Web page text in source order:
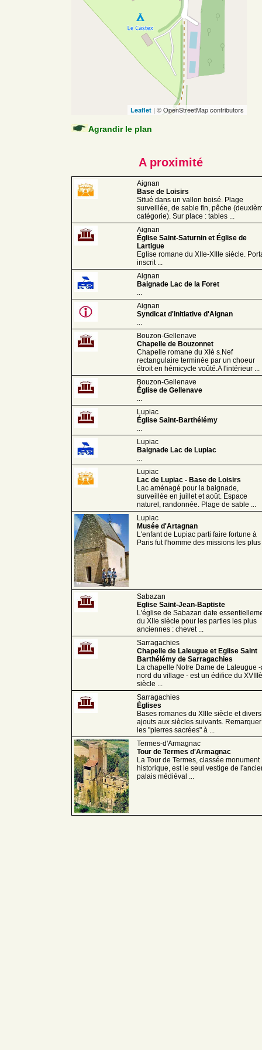
Leaflet | © OpenStreetMap contributors
Agrandir le plan
A proximité
Aignan
Base de Loisirs
Situé dans un vallon boisé. Plage
surveillée, de sable fin, pêche
catégorie). Sur place : tables ...
Aignan
Église Saint-Saturnin et Église de
Lartigue
Eglise romane du XIIe-XIIIe siècle.
inscrit ...
Aignan
Baignade Lac de la Foret
...
Aignan
Syndicat d'initiative d'Aignan
...
Bouzon-Gellenave
Chapelle de Bouzonnet
Chapelle romane du XIè s.Nef
rectangulaire terminée par un choeur
étroit en hémicycle voûté.A l'intérieur ...
Bouzon-Gellenave
Église de Gellenave
...
Lupiac
Église Saint-Barthélémy
...
Lupiac
Baignade Lac de Lupiac
...
Lupiac
Lac de Lupiac - Base de Loisirs
Lac aménagé pour la baignade,
surveillée en juillet et août. Espace
naturel, randonnée. Plage de sable ...
Lupiac
Musée d'Artagnan
L'enfant de Lupiac parti faire fortune à
Paris fut l'homme des missions les plus
Sabazan
Eglise Saint-Jean-Baptiste
L'église de Sabazan date
du XIIe siècle pour les parties les plus
anciennes : chevet ...
Sarragachies
Chapelle de Laleugue et Eglise Saint
Barthélémy de Sarragachies
La chapelle Notre Dame de Laleugue
nord du village - est un édifice du XVIIIè
siècle ...
Sarragachies
Églises
Bases romanes du XIIIe siècle et divers
ajouts aux siècles suivants. Remarquer
les "pierres sacrées" à ...
Termes-d'Armagnac
Tour de Termes d'Armagnac
La Tour de Termes, classée monument
historique, est le seul vestige de
palais médiéval ...